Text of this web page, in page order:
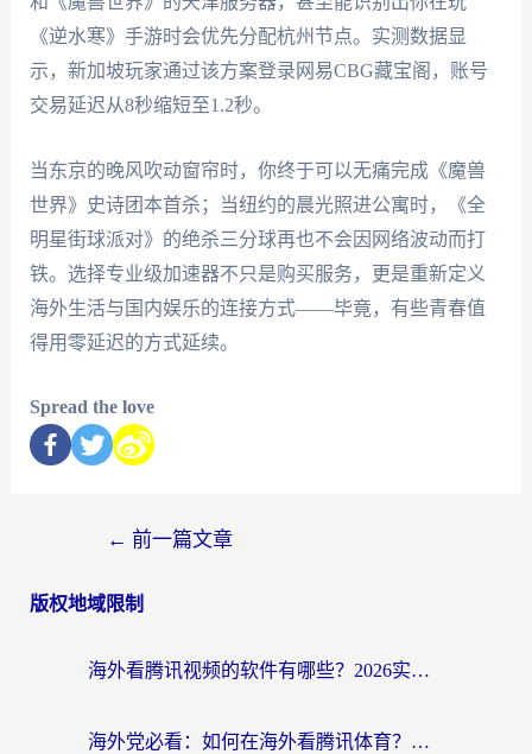
《逆水寒》手游时会优先分配杭州节点。实测数据显
示，新加坡玩家通过该方案登录网易CBG藏宝阁，账号
交易延迟从8秒缩短至1.2秒。
当东京的晚风吹动窗帘时，你终于可以无痛完成《魔兽
世界》史诗团本首杀；当纽约的晨光照进公寓时，《全
明星街球派对》的绝杀三分球再也不会因网络波动而打
铁。选择专业级加速器不只是购买服务，更是重新定义
海外生活与国内娱乐的连接方式——毕竟，有些青春值
得用零延迟的方式延续。
Spread the love
← 前一篇文章
版权地域限制
海外看腾讯视频的软件有哪些？2026实测有效，留学生都在用的回国加速器指南
海外党必看：如何在海外看腾讯体育？解决赛事直播地区限制的终极指南